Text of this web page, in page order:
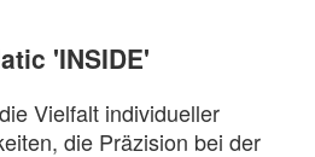
'INSIDE'
Vielfalt individueller
die Präzision bei der